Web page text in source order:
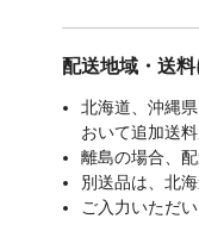
配送地域・送
北海道、沖縄
おいて追加送
離島の場合、
別送品は、北
ご入力いただ